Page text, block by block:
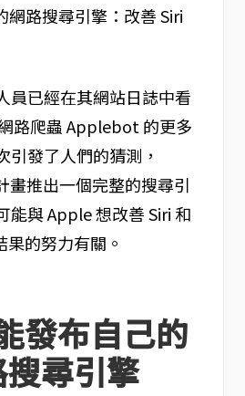
員已經在其網站日誌中看
路爬蟲 Applebot 的更多
引發了人們的猜測，
畫推出一個完整的搜尋引
能與 Apple 想改善 Siri 和
的努力有關。
發布自己的
尋引擎